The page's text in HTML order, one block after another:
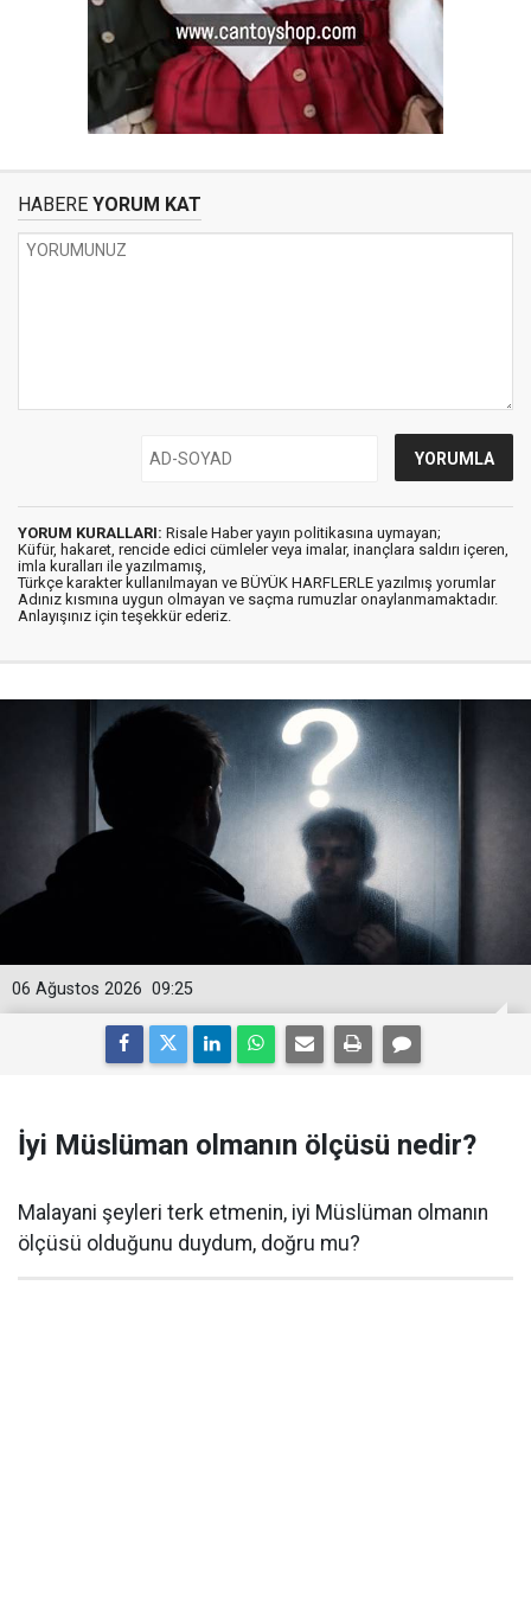
HABERE YORUM KAT
YORUM KURALLARI: Risale Haber yayın politikasına uymayan;
Küfür, hakaret, rencide edici cümleler veya imalar, inançlara saldırı içeren,
imla kuralları ile yazılmamış,
Türkçe karakter kullanılmayan ve BÜYÜK HARFLERLE yazılmış yorumlar
Adınız kısmına uygun olmayan ve saçma rumuzlar onaylanmamaktadır.
Anlayışınız için teşekkür ederiz.
09:25
06 Ağustos 2026
İyi Müslüman olmanın ölçüsü nedir?
Malayani şeyleri terk etmenin, iyi Müslüman olmanın
ölçüsü olduğunu duydum, doğru mu?